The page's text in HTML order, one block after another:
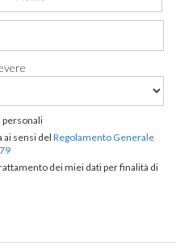
personali
ai sensi del Regolamento Generale
dei miei dati per finalità di